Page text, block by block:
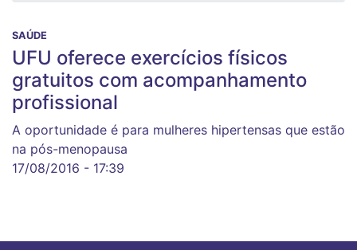
SAÚDE
UFU oferece exercícios físicos
gratuitos com acompanhamento
profissional
A oportunidade é para mulheres hipertensas que estão
na pós-menopausa
17/08/2016 - 17:39